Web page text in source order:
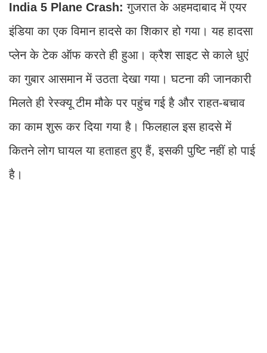
India 5 Plane Crash: गुजरात के अहमदाबाद में एयर
इंडिया का एक विमान हादसे का शिकार हो गया। यह हादसा
प्लेन के टेक ऑफ करते ही हुआ। क्रैश साइट से काले धुएं
का गुबार आसमान में उठता देखा गया। घटना की जानकारी
मिलते ही रेस्क्यू टीम मौके पर पहुंच गई है और राहत-बचाव
का काम शुरू कर दिया गया है। फिलहाल इस हादसे में
कितने लोग घायल या हताहत हुए हैं, इसकी पुष्टि नहीं हो पाई
है।